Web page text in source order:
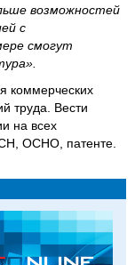
возможностей
с
смогут
коммерческих
труда. Вести
на всех
ОСНО, патенте.